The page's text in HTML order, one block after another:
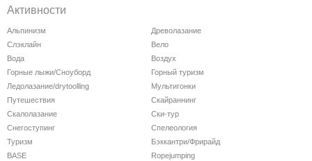
Активности
Альпинизм
Древолазание
Слэклайн
Вело
Вода
Воздух
Горные лыжи/Сноуборд
Горный туризм
Ледолазание/drytoolling
Мультигонки
Путешествия
Скайраннинг
Скалолазание
Ски-тур
Снегоступинг
Спелеология
Туризм
Бэккантри/Фрирайд
BASE
Ropejumping